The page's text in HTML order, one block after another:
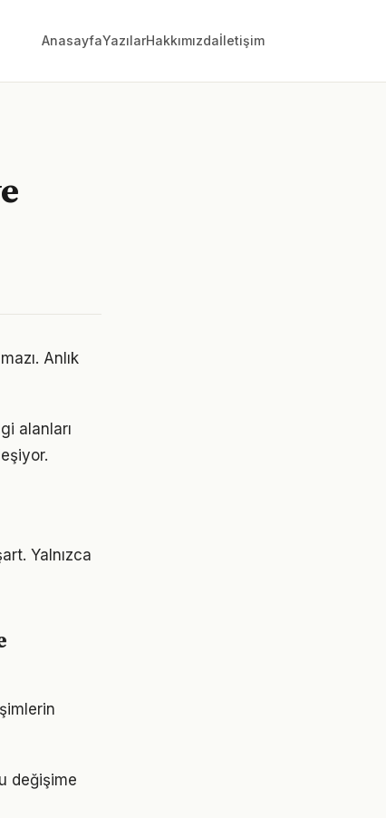
AnasayfaYazılarHakkımızdaİletişim
Anlık
alanları
Yalnızca
değişime